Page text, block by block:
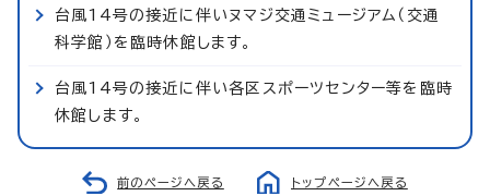
台風14号の接近に伴いヌマジ交通ミュージアム（交通
科学館）を臨時休館します。
台風14号の接近に伴い各区スポーツセンター等を臨時
休館します。
前のページへ戻る トップページへ戻る